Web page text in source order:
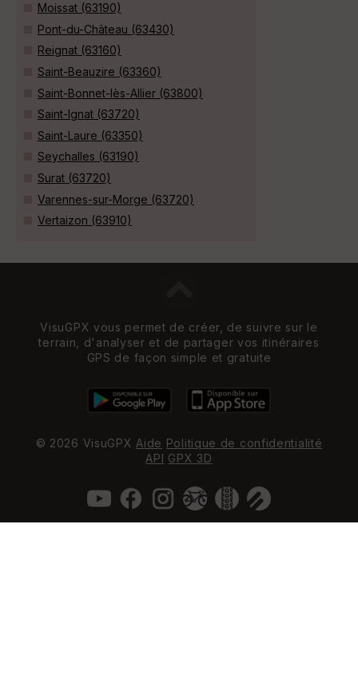
Moissat (63190)
Pont-du-Château (63430)
Reignat (63160)
Saint-Beauzire (63360)
Saint-Bonnet-lès-Allier (63800)
Saint-Ignat (63720)
Saint-Laure (63350)
Seychalles (63190)
Surat (63720)
Varennes-sur-Morge (63720)
Vertaizon (63910)
VisuGPX vous permet de créer, de suivre sur le
terrain, d'analyser et de partager vos itinéraires
GPS de façon simple et gratuite
© 2026 VisuGPX Aide Politique de confidentialité
API GPX 3D